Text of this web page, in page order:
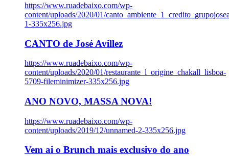
https://www.ruadebaixo.com/wp-
content/uploads/2020/01/
1-335x256.jpg
CANTO de José Avillez
https://www.ruadebaixo.com/wp-
content/uploads/2020/01/restaurante_l_origine_chakall_lisboa-
5709-fileminimizer-335x256.jpg
ANO NOVO, MASSA NOVA!
https://www.ruadebaixo.com/wp-
content/uploads/2019/12/unnamed-2-335x256.jpg
Vem ai o Brunch mais exclusivo do ano